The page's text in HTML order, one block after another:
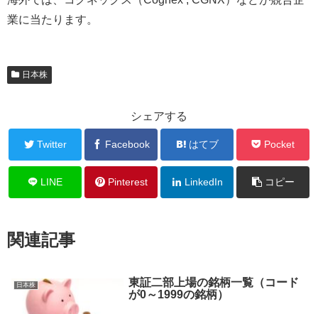
業に当たります。
日本株
シェアする
Twitter Facebook はてブ Pocket
LINE Pinterest LinkedIn コピー
関連記事
日本株
東証二部上場の銘柄一覧（コード
が0～1999の銘柄）